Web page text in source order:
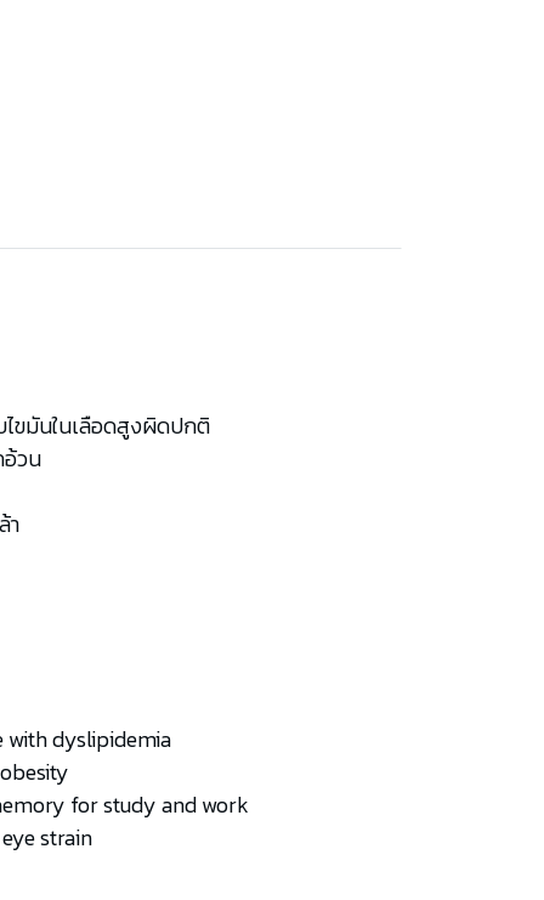
ไขมันในเลือดสูงผิดปกติ
อ้วน
า
with dyslipidemia
for study and work
strain